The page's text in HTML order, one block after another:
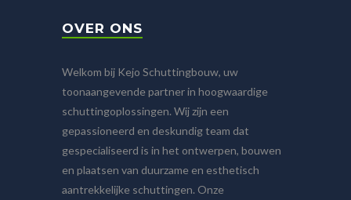
OVER ONS
Welkom bij Kejo Schuttingbouw, uw
toonaangevende partner in hoogwaardige
schuttingoplossingen. Wij zijn een
gepassioneerd en deskundig team dat
gespecialiseerd is in het ontwerpen, bouwen
en plaatsen van duurzame en esthetisch
aantrekkelijke schuttingen. Onze